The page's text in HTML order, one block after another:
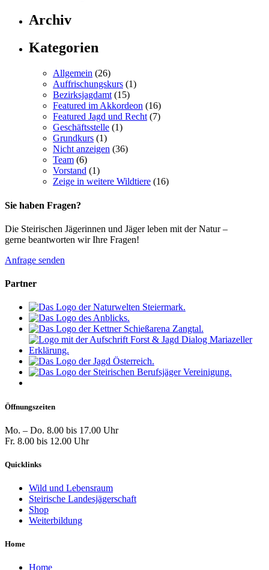
Archiv
Kategorien
Allgemein (26)
Auffrischungskurs (1)
Bezirksjagdamt (15)
Featured im Akkordeon (16)
Featured Jagd und Recht (7)
Geschäftsstelle (1)
Grundkurs (1)
Nicht anzeigen (36)
Team (6)
Vorstand (1)
Zeige in weitere Wildtiere (16)
Sie haben Fragen?
Die Steirischen Jägerinnen und Jäger leben mit der Natur –
gerne beantworten wir Ihre Fragen!
Anfrage senden
Partner
Öffnungszeiten
Mo. – Do. 8.00 bis 17.00 Uhr
Fr. 8.00 bis 12.00 Uhr
Quicklinks
Wild und Lebensraum
Steirische Landesjägerschaft
Shop
Weiterbildung
Home
Home